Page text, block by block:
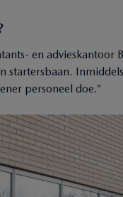
en advieskantoor
startersbaan.
personeel doe.”